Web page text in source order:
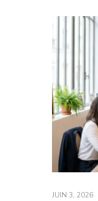
JUIN 3, 2026